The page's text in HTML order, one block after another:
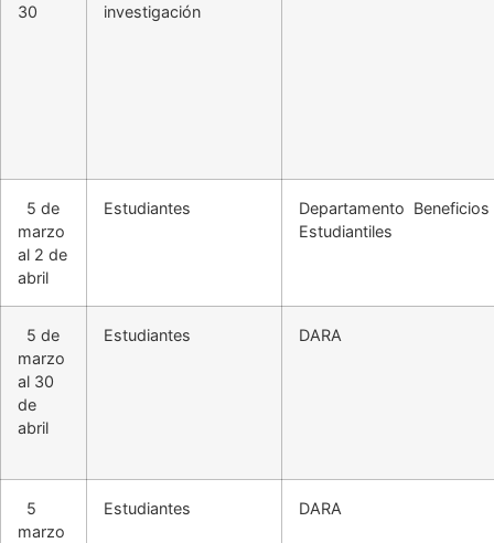
30
investigación
5 de
marzo
al 2 de
abril
Estudiantes
Departamento Beneficios
Estudiantiles
5 de
marzo
al 30
de
abril
Estudiantes DARA
5
marzo
Estudiantes DARA